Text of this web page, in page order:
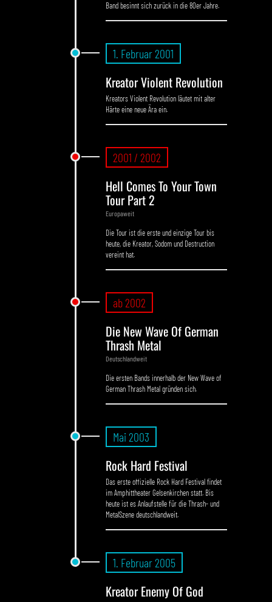
Band besinnt sich zurück in die 80er Jahre.
1. Februar 2001
Kreator Violent Revolution
Kreators Violent Revolution läutet mit alter
Härte eine neue Ära ein.
2001 / 2002
Hell Comes To Your Town
Tour Part 2
Europaweit
Die Tour ist die erste und einzige Tour bis
heute, die Kreator, Sodom und Destruction
vereint hat.
ab 2002
Die New Wave Of German
Thrash Metal
Deutschlandweit
Die ersten Bands innerhalb der New Wave of
German Thrash Metal gründen sich.
Mai 2003
Rock Hard Festival
Das erste offizielle Rock Hard Festival findet
im Amphittheater Gelsenkirchen statt. Bis
heute ist es Anlaufstelle für die Thrash- und
MetalSzene deutschlandweit.
1. Februar 2005
Kreator Enemy Of God